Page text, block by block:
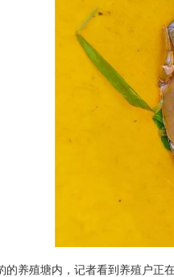
的养殖塘内，记者看到养殖户正